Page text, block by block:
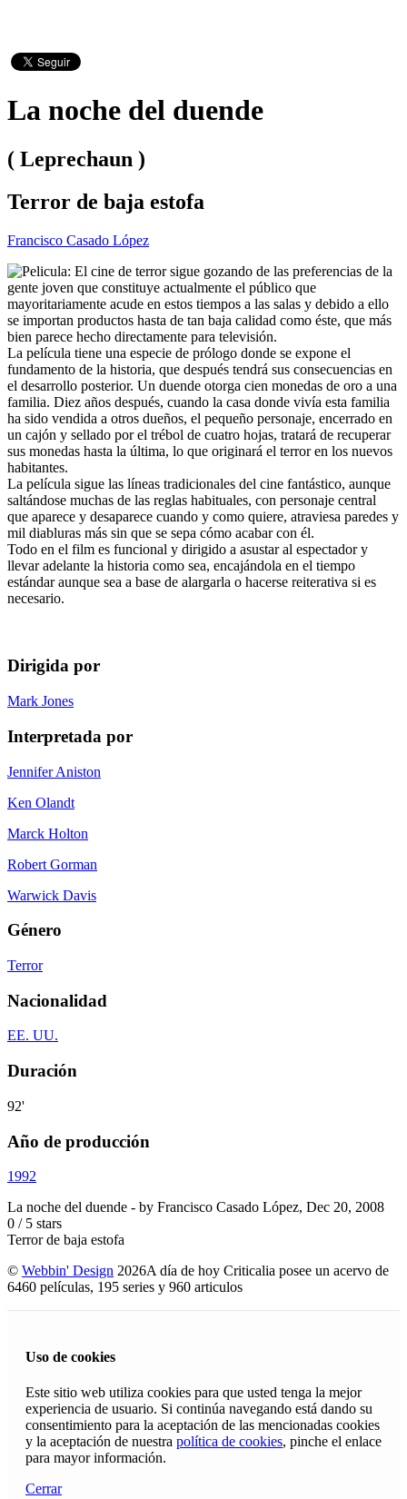
La noche del duende
( Leprechaun )
Terror de baja estofa
Francisco Casado López
El cine de terror sigue gozando de las preferencias de la
gente joven que constituye actualmente el público que
mayoritariamente acude en estos tiempos a las salas y debido a ello
se importan productos hasta de tan baja calidad como éste, que más
bien parece hecho directamente para televisión.
La película tiene una especie de prólogo donde se expone el
fundamento de la historia, que después tendrá sus consecuencias en
el desarrollo posterior. Un duende otorga cien monedas de oro a una
familia. Diez años después, cuando la casa donde vivía esta familia
ha sido vendida a otros dueños, el pequeño personaje, encerrado en
un cajón y sellado por el trébol de cuatro hojas, tratará de recuperar
sus monedas hasta la última, lo que originará el terror en los nuevos
habitantes.
La película sigue las líneas tradicionales del cine fantástico, aunque
saltándose muchas de las reglas habituales, con personaje central
que aparece y desaparece cuando y como quiere, atraviesa paredes y
mil diabluras más sin que se sepa cómo acabar con él.
Todo en el film es funcional y dirigido a asustar al espectador y
llevar adelante la historia como sea, encajándola en el tiempo
estándar aunque sea a base de alargarla o hacerse reiterativa si es
necesario.
Dirigida por
Mark Jones
Interpretada por
Jennifer Aniston
Ken Olandt
Marck Holton
Robert Gorman
Warwick Davis
Género
Terror
Nacionalidad
EE. UU.
Duración
92'
Año de producción
1992
La noche del duende - by Francisco Casado López, Dec 20, 2008
0 / 5 stars
Terror de baja estofa
© Webbin' Design 2026A día de hoy Criticalia posee un acervo de
6460 películas, 195 series y 960 articulos
Uso de cookies
Este sitio web utiliza cookies para que usted tenga la mejor
experiencia de usuario. Si continúa navegando está dando su
consentimiento para la aceptación de las mencionadas cookies
y la aceptación de nuestra política de cookies, pinche el enlace
para mayor información.
Cerrar